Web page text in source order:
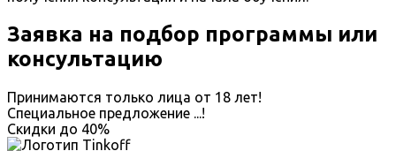
Заявка на подбор программы или
консультацию
Принимаются только лица от 18 лет!
Специальное предложение ...!
Скидки до 40%